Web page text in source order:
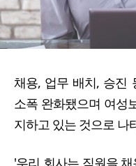
채용, 업무 배치, 승진
소폭 완화됐으며 여성
지하고 있는 것으로 나